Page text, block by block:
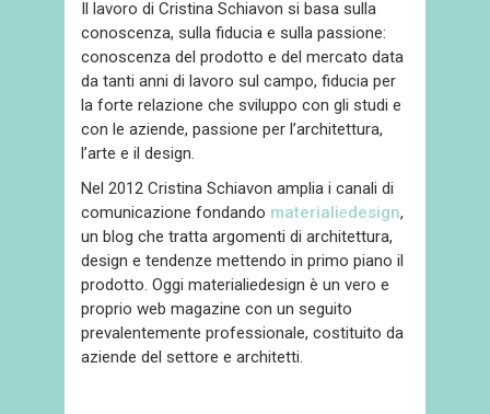
Il lavoro di Cristina Schiavon si basa sulla
conoscenza, sulla fiducia e sulla passione:
conoscenza del prodotto e del mercato data
da tanti anni di lavoro sul campo, fiducia per
la forte relazione che sviluppo con gli studi e
con le aziende, passione per l’architettura,
l’arte e il design.
Nel 2012 Cristina Schiavon amplia i canali di
comunicazione fondando materialiedesign,
un blog che tratta argomenti di architettura,
design e tendenze mettendo in primo piano il
prodotto. Oggi materialiedesign è un vero e
proprio web magazine con un seguito
prevalentemente professionale, costituito da
aziende del settore e architetti.